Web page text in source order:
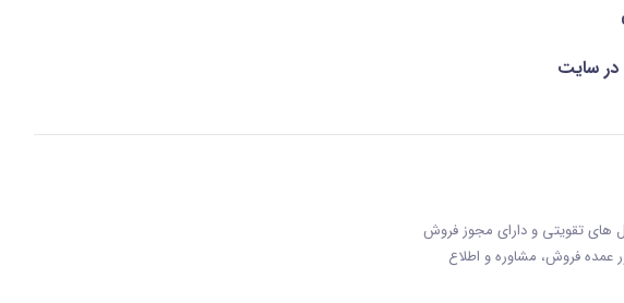
سایت
های تقویتی و دارای مجوز فروش
ما به طور عمده فروش، مشاوره و اطلاع